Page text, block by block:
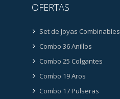
OFERTAS
Set de Joyas Combinables
Combo 36 Anillos
Combo 25 Colgantes
Combo 19 Aros
Combo 17 Pulseras